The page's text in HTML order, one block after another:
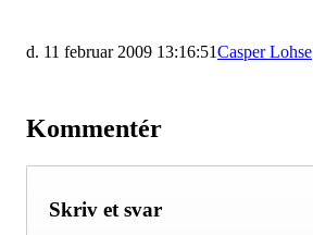
d. 11 februar 2009 13:16:51Casper Lohse
Kommentér
Skriv et svar